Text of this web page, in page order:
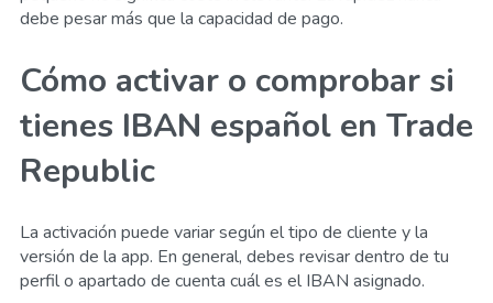
debe pesar más que la capacidad de pago.
Cómo activar o comprobar si
tienes IBAN español en Trade
Republic
La activación puede variar según el tipo de cliente y la
versión de la app. En general, debes revisar dentro de tu
perfil o apartado de cuenta cuál es el IBAN asignado.